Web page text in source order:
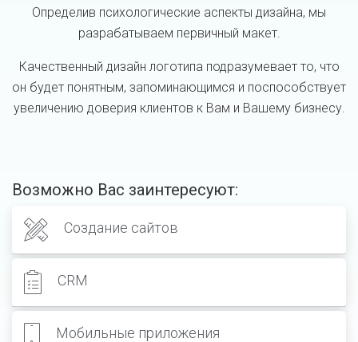
Определив психологические аспекты дизайна, мы
разрабатываем первичный макет.
Качественный дизайн логотипа подразумевает то, что
он будет понятным, запоминающимся и поспособствует
увеличению доверия клиентов к Вам и Вашему бизнесу.
Возможно Вас заинтересуют:
Создание сайтов
CRM
Мобильные приложения